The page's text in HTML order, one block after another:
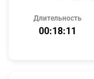
Длительность
00:18:11